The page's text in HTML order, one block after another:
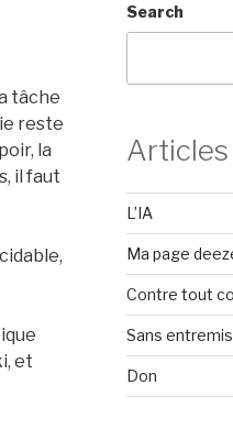
tâche
reste
la
il faut
et
Search
L’IA
Ma page
Contre tout
Sans
Don